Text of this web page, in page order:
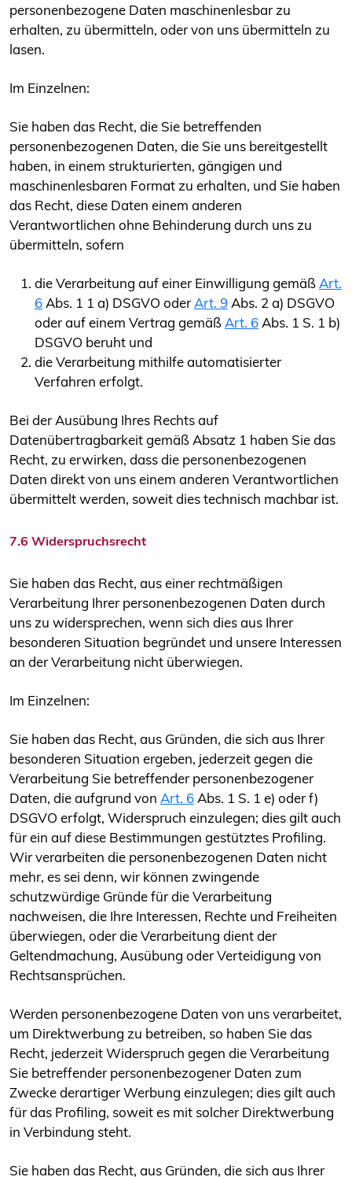
personenbezogene Daten maschinenlesbar zu
erhalten, zu übermitteln, oder von uns übermitteln zu
lasen.
Im Einzelnen:
Sie haben das Recht, die Sie betreffenden
personenbezogenen Daten, die Sie uns bereitgestellt
haben, in einem strukturierten, gängigen und
maschinenlesbaren Format zu erhalten, und Sie haben
das Recht, diese Daten einem anderen
Verantwortlichen ohne Behinderung durch uns zu
übermitteln, sofern
die Verarbeitung auf einer Einwilligung gemäßArt.
6Abs. 1 1 a) DSGVO oderArt. 9Abs. 2 a) DSGVO
oder auf einem Vertrag gemäßArt. 6Abs. 1 S. 1 b)
DSGVO beruht und
die Verarbeitung mithilfe automatisierter
Verfahren erfolgt.
Bei der Ausübung Ihres Rechts auf
Datenübertragbarkeit gemäß Absatz 1 haben Sie das
Recht, zu erwirken, dass die personenbezogenen
Daten direkt von uns einem anderen Verantwortlichen
übermittelt werden, soweit dies technisch machbar ist.
7.6 Widerspruchsrecht
Sie haben das Recht, aus einer rechtmäßigen
Verarbeitung Ihrer personenbezogenen Daten durch
uns zu widersprechen, wenn sich dies aus Ihrer
besonderen Situation begründet und unsere Interessen
an der Verarbeitung nicht überwiegen.
Im Einzelnen:
Sie haben das Recht, aus Gründen, die sich aus Ihrer
besonderen Situation ergeben, jederzeit gegen die
Verarbeitung Sie betreffender personenbezogener
Daten, die aufgrund von Art. 6Abs. 1 S. 1 e) oder f)
DSGVO erfolgt, Widerspruch einzulegen; dies gilt auch
für ein auf diese Bestimmungen gestütztes Profiling.
Wir verarbeiten die personenbezogenen Daten nicht
mehr, es sei denn, wir können zwingende
schutzwürdige Gründe für die Verarbeitung
nachweisen, die Ihre Interessen, Rechte und Freiheiten
überwiegen, oder die Verarbeitung dient der
Geltendmachung, Ausübung oder Verteidigung von
Rechtsansprüchen.
Werden personenbezogene Daten von uns verarbeitet,
um Direktwerbung zu betreiben, so haben Sie das
Recht, jederzeit Widerspruch gegen die Verarbeitung
Sie betreffender personenbezogener Daten zum
Zwecke derartiger Werbung einzulegen; dies gilt auch
für das Profiling, soweit es mit solcher Direktwerbung
in Verbindung steht.
Sie haben das Recht, aus Gründen, die sich aus Ihrer